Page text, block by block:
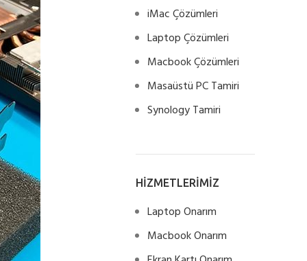
iMac Çözümleri
Laptop Çözümleri
Macbook Çözümleri
Masaüstü PC Tamiri
Synology Tamiri
HİZMETLERİMİZ
Laptop Onarım
Macbook Onarım